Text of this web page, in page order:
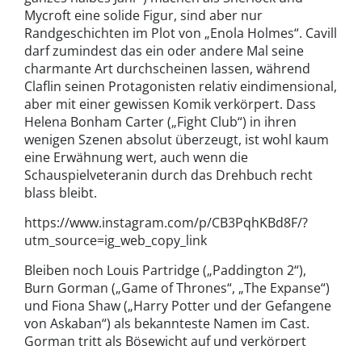
Mycroft eine solide Figur, sind aber nur
Randgeschichten im Plot von „Enola Holmes“. Cavill
darf zumindest das ein oder andere Mal seine
charmante Art durchscheinen lassen, während
Claflin seinen Protagonisten relativ eindimensional,
aber mit einer gewissen Komik verkörpert. Dass
Helena Bonham Carter („Fight Club“) in ihren
wenigen Szenen absolut überzeugt, ist wohl kaum
eine Erwähnung wert, auch wenn die
Schauspielveteranin durch das Drehbuch recht
blass bleibt.
https://www.instagram.com/p/CB3PqhKBd8F/?
utm_source=ig_web_copy_link
Bleiben noch Louis Partridge („Paddington 2“),
Burn Gorman („Game of Thrones“, „The Expanse“)
und Fiona Shaw („Harry Potter und der Gefangene
von Askaban“) als bekannteste Namen im Cast.
Gorman tritt als Bösewicht auf und verkörpert